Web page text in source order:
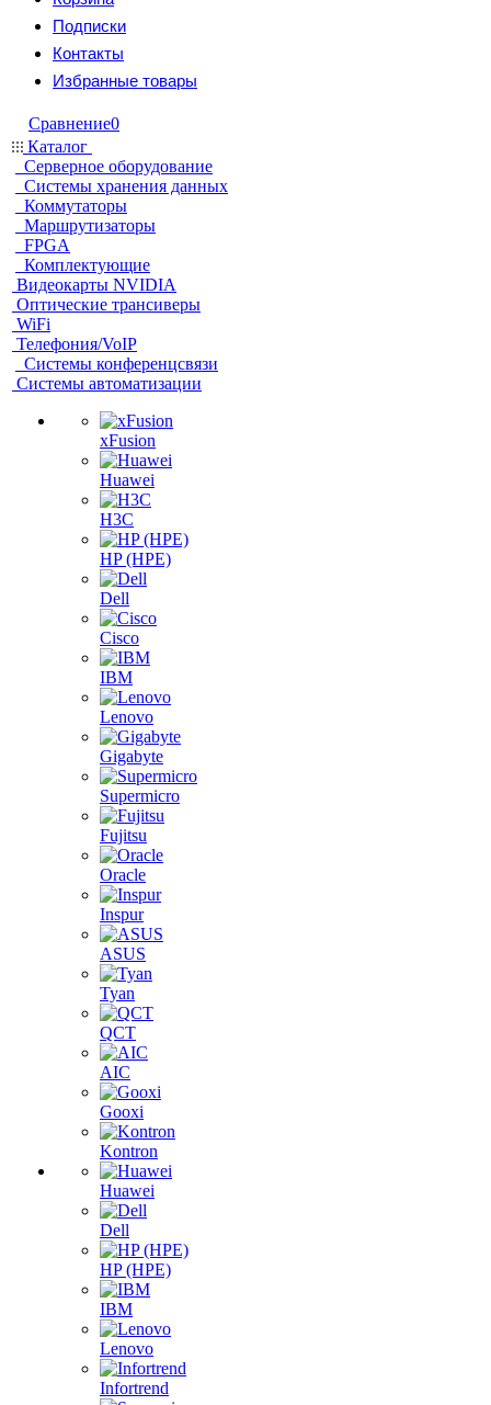
Подписки
Контакты
Избранные товары
Сравнение0
Каталог
Серверное оборудование
Системы хранения данных
Коммутаторы
Маршрутизаторы
FPGA
Комплектующие
Видеокарты NVIDIA
Оптические трансиверы
WiFi
Телефония/VoIP
Системы конференцсвязи
Системы автоматизации
xFusion
Huawei
H3C
HP (HPE)
Dell
Cisco
IBM
Lenovo
Gigabyte
Supermicro
Fujitsu
Oracle
Inspur
ASUS
Tyan
QCT
AIC
Gooxi
Kontron
Huawei
Dell
HP (HPE)
IBM
Lenovo
Infortrend